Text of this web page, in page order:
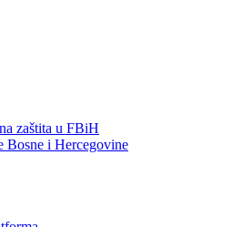
zaštita u FBiH
Bosne i Hercegovine